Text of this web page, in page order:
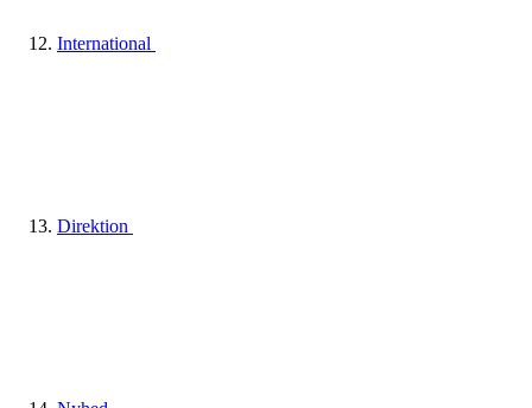
International
Direktion